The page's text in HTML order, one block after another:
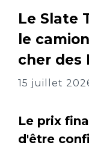
Le Slate
le
cher des
15 juillet
Le prix
d'être